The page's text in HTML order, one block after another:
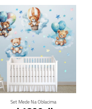
Set Mede Na Oblacima
Klikni za detalje